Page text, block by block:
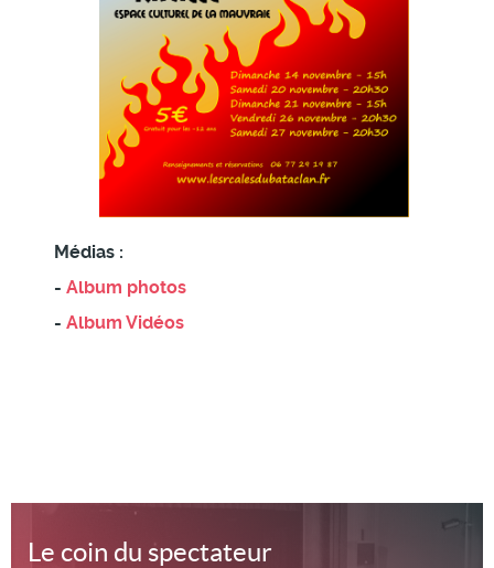
Médias :
- Album photos
- Album Vidéos
Le coin du spectateur